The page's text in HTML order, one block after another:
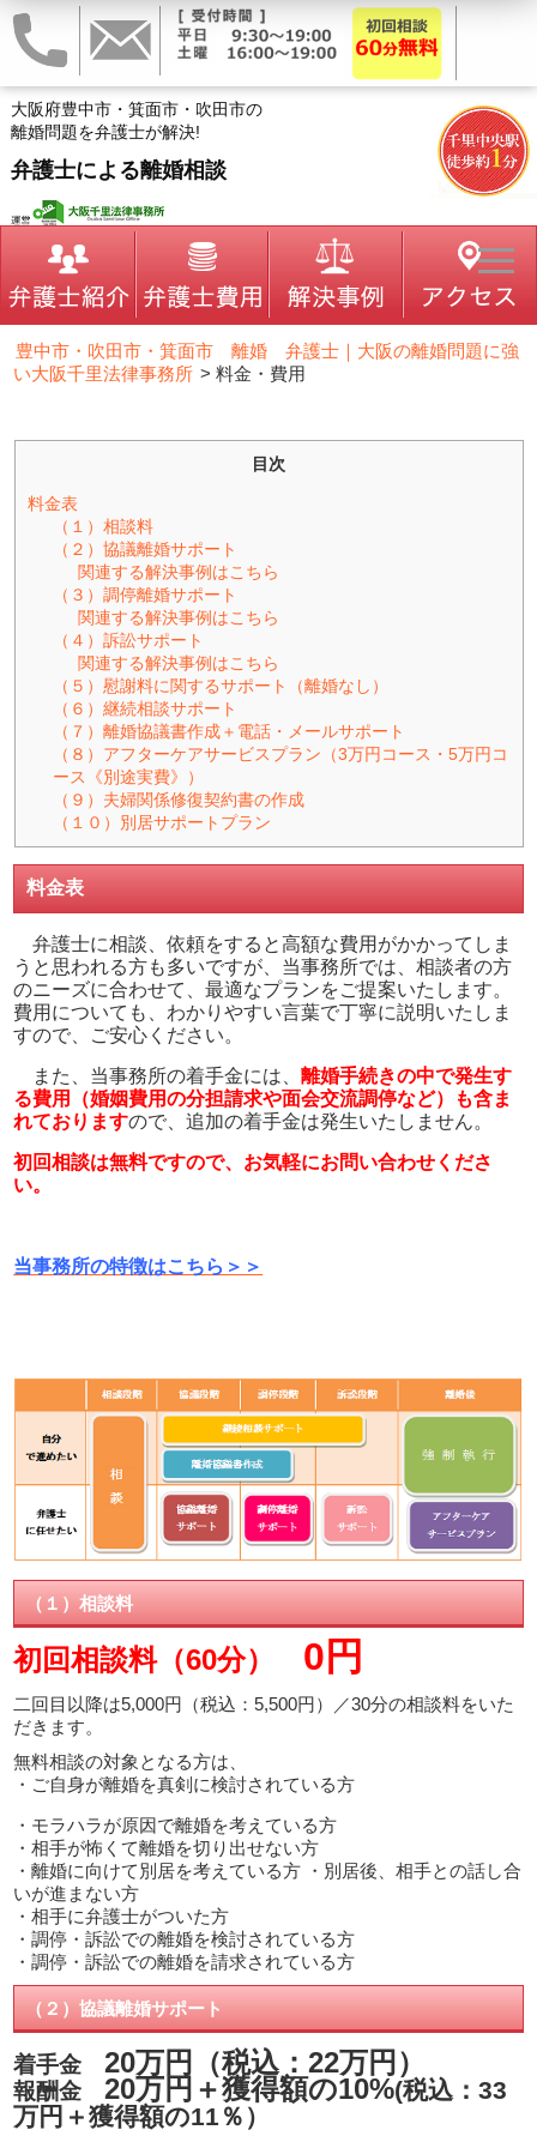
大阪府豊中市・箕面市・吹田市の
離婚問題を弁護士が解決!
弁護士による離婚相談
豊中市・吹田市・箕面市 離婚 弁護士｜大阪の離婚問題に強
い大阪千里法律事務所 >料金・費用
目次
料金表
（１）相談料
（２）協議離婚サポート
関連する解決事例はこちら
（３）調停離婚サポート
関連する解決事例はこちら
（４）訴訟サポート
関連する解決事例はこちら
（５）慰謝料に関するサポート（離婚なし）
（６）継続相談サポート
（７）離婚協議書作成＋電話・メールサポート
（８）アフターケアサービスプラン（3万円コース・5万円コ
ース《別途実費》）
（９）夫婦関係修復契約書の作成
（１０）別居サポートプラン
料金表
弁護士に相談、依頼をすると高額な費用がかかってしま
うと思われる方も多いですが、当事務所では、相談者の方
のニーズに合わせて、最適なプランをご提案いたします。
費用についても、わかりやすい言葉で丁寧に説明いたしま
すので、ご安心ください。
また、当事務所の着手金には、離婚手続きの中で発生す
る費用（婚姻費用の分担請求や面会交流調停など）も含ま
れておりますので、追加の着手金は発生いたしません。
初回相談は無料ですので、お気軽にお問い合わせくださ
い。
当事務所の特徴はこちら＞＞
（１）相談料
初回相談料（60分） 0円
二回目以降は5,000円（税込：5,500円）／30分の相談料をいた
だきます。
無料相談の対象となる方は、
・ご自身が離婚を真剣に検討されている方
・モラハラが原因で離婚を考えている方
・相手が怖くて離婚を切り出せない方
・離婚に向けて別居を考えている方 ・別居後、相手との話し合
いが進まない方
・相手に弁護士がついた方
・調停・訴訟での離婚を検討されている方
・調停・訴訟での離婚を請求されている方
（２）協議離婚サポート
着手金20万円（税込：22万円）
報酬金20万円＋獲得額の10%(税込：33
万円＋獲得額の11％）